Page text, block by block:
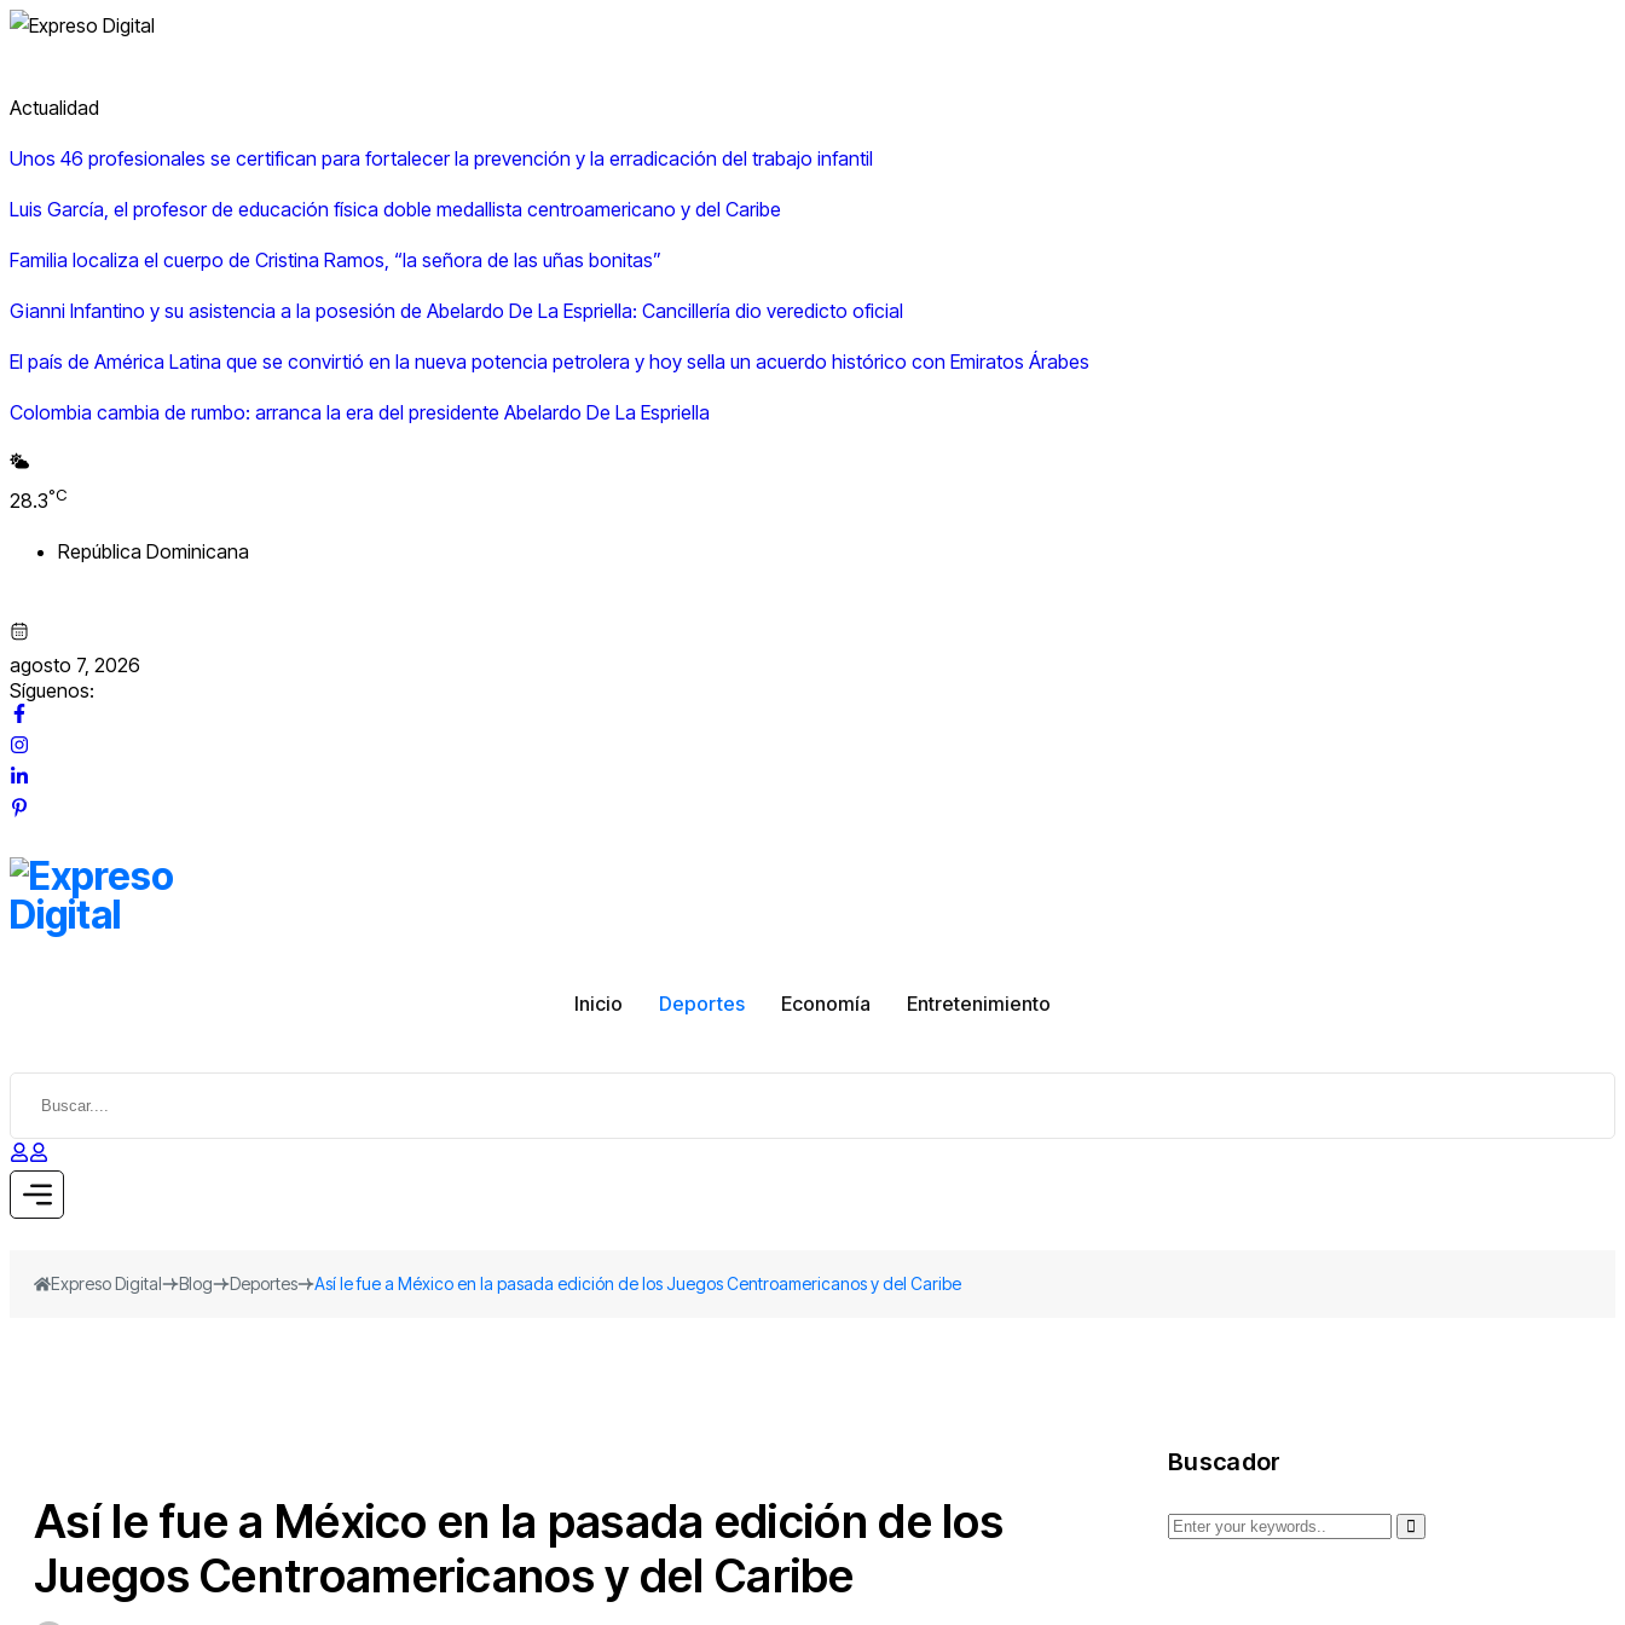
Actualidad
Unos 46 profesionales se certifican para fortalecer la prevención y la erradicación del trabajo infantil
Luis García, el profesor de educación física doble medallista centroamericano y del Caribe
Familia localiza el cuerpo de Cristina Ramos, “la señora de las uñas bonitas”
Gianni Infantino y su asistencia a la posesión de Abelardo De La Espriella: Cancillería dio veredicto oficial
El país de América Latina que se convirtió en la nueva potencia petrolera y hoy sella un acuerdo histórico con Emiratos Árabes
Colombia cambia de rumbo: arranca la era del presidente Abelardo De La Espriella
28.3°C
República Dominicana
agosto 7, 2026
Síguenos:
Inicio Deportes Economía Entretenimiento
Expreso Digital Blog Deportes Así le fue a México en la pasada edición de los Juegos Centroamericanos y del Caribe
Así le fue a México en la pasada edición de los
Juegos Centroamericanos y del Caribe
Buscador